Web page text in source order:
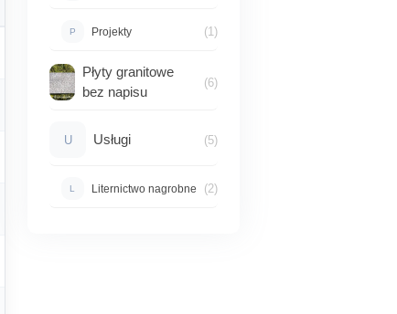
P Projekty (1)
Płyty granitowe
bez napisu
(6)
U Usługi (5)
L Liternictwo nagrobne (2)